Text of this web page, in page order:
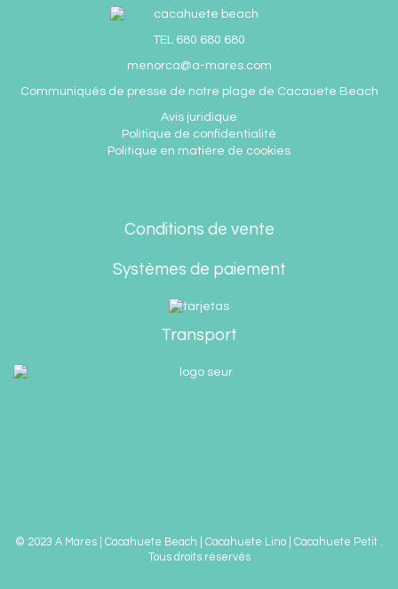
TEL 680 680 680
menorca@a-mares.com
Communiqués de presse de notre plage de Cacauete Beach
Avis juridique
Politique de confidentialité
Politique en matière de cookies
Conditions de vente
Systèmes de paiement
Transport
© 2023 A Mares | Cacahuete Beach | Cacahuete Lino | Cacahuete Petit .
Tous droits réservés